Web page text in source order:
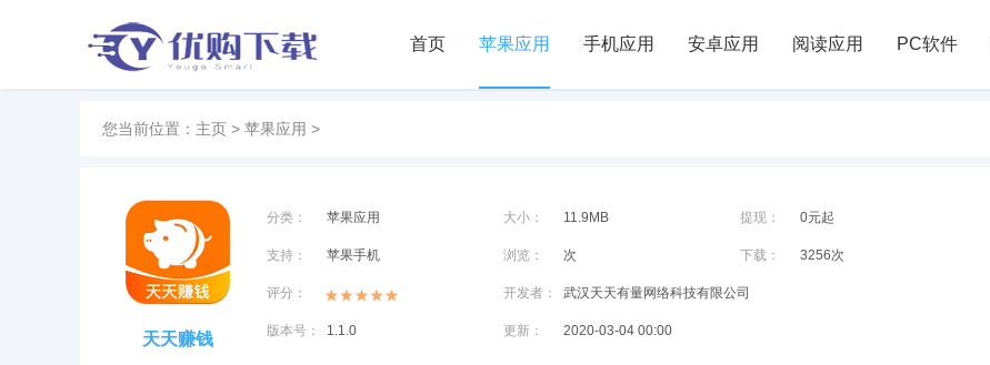
首页 苹果应用 手机应用 安卓应用 阅读应用 PC软件
您当前位置： 主页 > 苹果应用 >
天天赚钱
分类： 苹果应用 大小： 11.9MB 提现： 0元起
支持： 苹果手机 浏览： 次 下载： 3256次
评分： 开发者： 武汉天天有量网络科技有限公司
版本号： 1.1.0 更新： 2020-03-04 00:00